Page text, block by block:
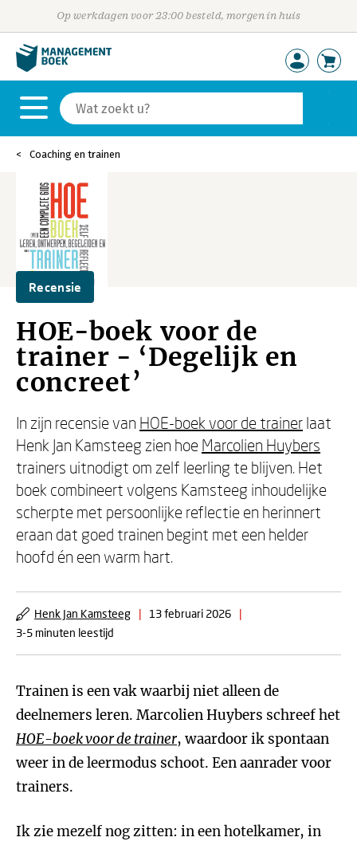
Op werkdagen voor 23:00 besteld, morgen in huis
Coaching en trainen
Recensie
HOE-boek voor de
trainer - ‘Degelijk en
concreet’
In zijn recensie van HOE-boek voor de trainer laat
Henk Jan Kamsteeg zien hoe Marcolien Huybers
trainers uitnodigt om zelf leerling te blijven. Het
boek combineert volgens Kamsteeg inhoudelijke
scherpte met persoonlijke reflectie en herinnert
eraan dat goed trainen begint met een helder
hoofd én een warm hart.
Henk Jan Kamsteeg | 13 februari 2026
|
3-5 minuten leestijd
Trainen is een vak waarbij niet alleen de
deelnemers leren. Marcolien Huybers schreef het
HOE-boek voor de trainer, waardoor ik spontaan
weer in de leermodus schoot. Een aanrader voor
trainers.
Ik zie mezelf nog zitten: in een hotelkamer, in